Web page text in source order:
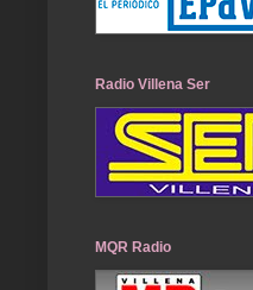
Radio Villena Ser
MQR Radio